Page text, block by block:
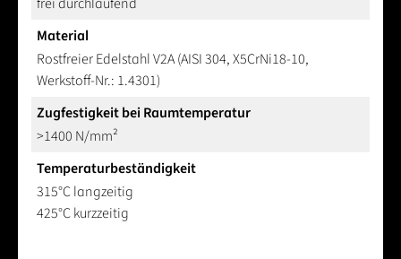
Material
Rostfreier Edelstahl V2A (AISI 304, X5CrNi18-10,
Werkstoff-Nr.: 1.4301)
Zugfestigkeit bei Raumtemperatur
>1400 N/mm²
Temperaturbeständigkeit
315°C langzeitig
425°C kurzzeitig